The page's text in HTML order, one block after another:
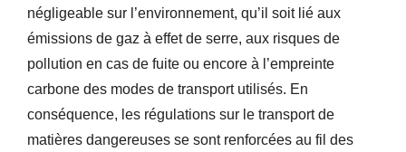
négligeable sur l’environnement, qu’il soit lié aux
émissions de gaz à effet de serre, aux risques de
pollution en cas de fuite ou encore à l’empreinte
carbone des modes de transport utilisés. En
conséquence, les régulations sur le transport de
matières dangereuses se sont renforcées au fil des